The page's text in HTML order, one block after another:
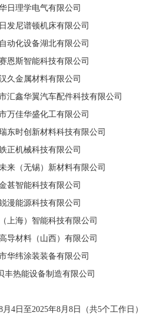
日理学电气有限公司
发尼谱顿机床有限公司
动化设备湖北有限公司
恩斯智能科技有限公司
久金属材料有限公司
汇鑫华翼汽车配件科技有限公司
万佳华盛化工有限公司
东时创新材料科技有限公司
正机械科技有限公司
来（无锡）新材料有限公司
甚智能科技有限公司
漫能源科技有限公司
上海）智能科技有限公司
导材料（山西）有限公司
华纬涂装装备有限公司
丰热能设备制造有限公司
日至2025年8月8日（共5个工作日